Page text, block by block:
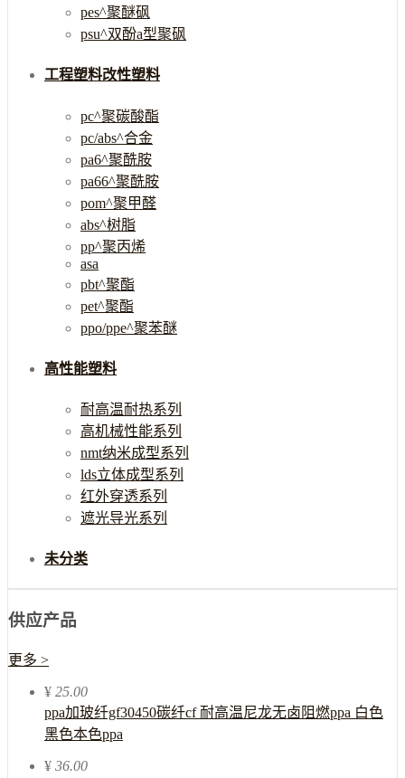
pes^聚醚砜
psu^双酚a型聚砜
工程塑料改性塑料
pc^聚碳酸酯
pc/abs^合金
pa6^聚酰胺
pa66^聚酰胺
pom^聚甲醛
abs^树脂
pp^聚丙烯
asa
pbt^聚酯
pet^聚酯
ppo/ppe^聚苯醚
高性能塑料
耐高温耐热系列
高机械性能系列
nmt纳米成型系列
lds立体成型系列
红外穿透系列
遮光导光系列
未分类
供应产品
更多 >
¥ 25.00
ppa加玻纤gf30450碳纤cf 耐高温尼龙无卤阻燃ppa 白色
黑色本色ppa
¥ 36.00